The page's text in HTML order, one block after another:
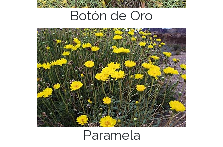
Botón de Oro
Paramela